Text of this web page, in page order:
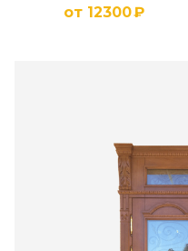
от 12300₽